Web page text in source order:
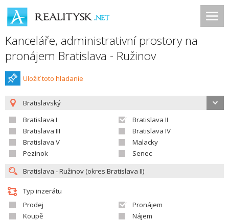
Kanceláře, administrativní prostory na
pronájem Bratislava - Ružinov
Uložiť toto hladanie
Bratislavský
Bratislava I
Bratislava II
Bratislava III
Bratislava IV
Bratislava V
Malacky
Pezinok
Senec
Typ inzerátu
Prodej
Pronájem
Koupě
Nájem